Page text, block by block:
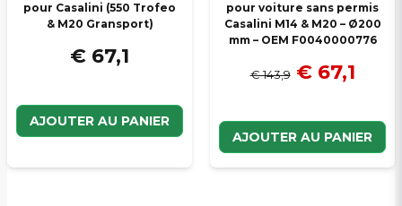
pour Casalini (550 Trofeo
& M20 Gransport)
€ 67,1
AJOUTER AU PANIER
pour voiture sans permis
Casalini M14 & M20 – Ø200
mm – OEM F0040000776
€ 143,9 € 67,1
AJOUTER AU PANIER